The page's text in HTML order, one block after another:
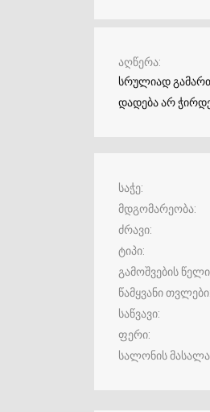
აღწერა
სრულიად
დადება არ
საჭე
მდგომარეობა
ძრავი
ტიპი
გამოშვების წელი
წამყვანი თვლები
საწვავი
ფერი
სალონის მასალა